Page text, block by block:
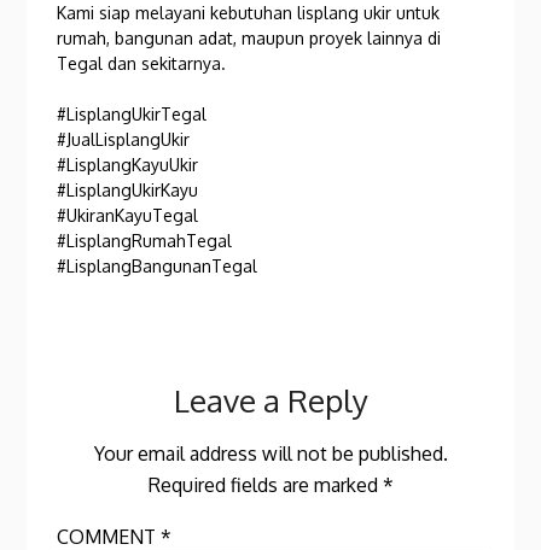
Kami siap melayani kebutuhan lisplang ukir untuk
rumah, bangunan adat, maupun proyek lainnya di
Tegal dan sekitarnya.
#LisplangUkirTegal
#JualLisplangUkir
#LisplangKayuUkir
#LisplangUkirKayu
#UkiranKayuTegal
#LisplangRumahTegal
#LisplangBangunanTegal
Leave a Reply
Your email address will not be published.
Required fields are marked *
COMMENT*